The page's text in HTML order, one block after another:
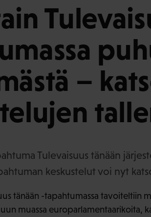
–
Tulevaisuus tänään
keskustelut voi nyt
tänään -tapahtumassa tavoiteltiin
muassa europarlamentaarikoita,